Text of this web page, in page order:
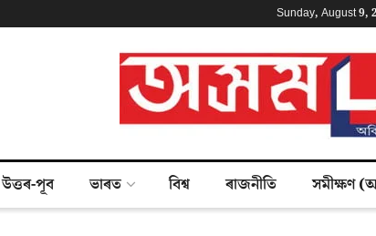
Sunday, August 9,
উত্তৰ-পূব ভাৰত বিশ্ব ৰাজনীতি সমীক্ষণ